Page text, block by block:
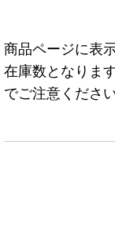
商品ページに表
在庫数となりま
でご注意ください